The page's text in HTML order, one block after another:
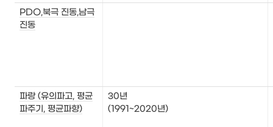
PDO,북극 진동,남극
진동
파랑 (유의파고, 평균
파주기, 평균파향)
30년
(1991~2020년)